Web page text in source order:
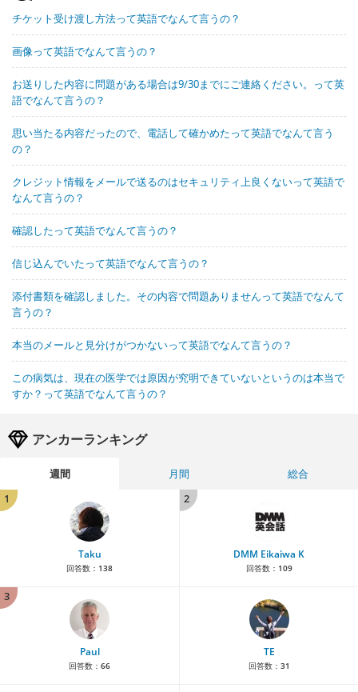
チケット受け渡し方法って英語でなんて言うの？
画像って英語でなんて言うの？
お送りした内容に問題がある場合は9/30までにご連絡ください。って英
語でなんて言うの？
思い当たる内容だったので、電話して確かめたって英語でなんて言う
の？
クレジット情報をメールで送るのはセキュリティ上良くないって英語で
なんて言うの？
確認したって英語でなんて言うの？
信じ込んでいたって英語でなんて言うの？
添付書類を確認しました。その内容で問題ありませんって英語でなんて
言うの？
本当のメールと見分けがつかないって英語でなんて言うの？
この病気は、現在の医学では原因が究明できていないというのは本当で
すか？って英語でなんて言うの？
アンカーランキング
週間 月間
総合
1
Taku
回答数： 138
2
DMM Eikaiwa K
回答数： 109
3
Paul
回答数： 66
TE
回答数： 31